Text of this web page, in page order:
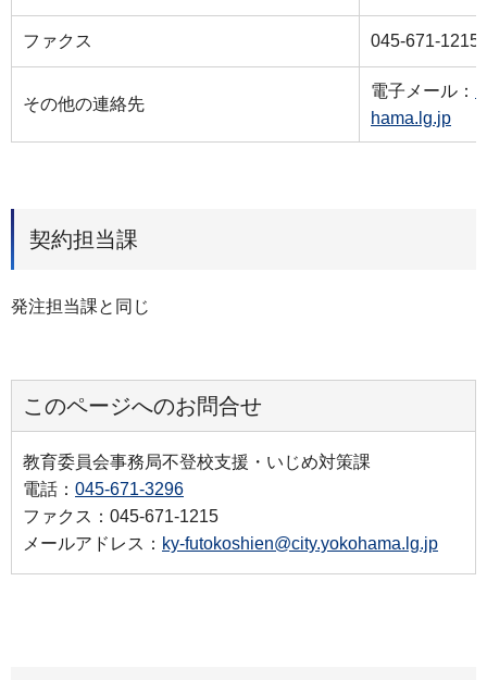
ファクス 045-671-1215
その他の連絡先
電子メール：
hama.lg.jp
契約担当課
発注担当課と同じ
このページへのお問合せ
教育委員会事務局不登校支援・いじめ対策課
電話： 045-671-3296
ファクス：045-671-1215
メールアドレス： ky-futokoshien@city.yokohama.lg.jp